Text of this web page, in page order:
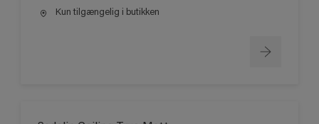
Kun tilgængelig i butikken